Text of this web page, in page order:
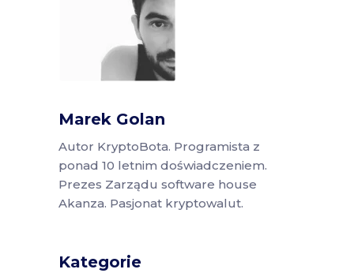
Marek Golan
Autor KryptoBota. Programista z
ponad 10 letnim doświadczeniem.
Prezes Zarządu software house
Akanza. Pasjonat kryptowalut.
Kategorie